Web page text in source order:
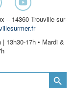
– 14360 Trouville-sur-
13h30-17h • Mardi &
Search Button